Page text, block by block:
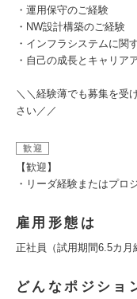
・運用保守のご経験
・NW設計構築のご経験
・インフラシステムに関
・自己の成長とキャリア
＼＼経験薄でも募集を受
さい／／
歓迎
【歓迎】
・リーダ経験またはプロ
雇用形態は
正社員（試用期間6.5カ月
どんなポジショ